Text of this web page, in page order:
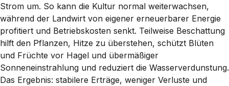
Strom um. So kann die Kultur normal weiterwachsen,
während der Landwirt von eigener erneuerbarer Energie
profitiert und Betriebskosten senkt. Teilweise Beschattung
hilft den Pflanzen, Hitze zu überstehen, schützt Blüten
und Früchte vor Hagel und übermäßiger
Sonneneinstrahlung und reduziert die Wasserverdunstung.
Das Ergebnis: stabilere Erträge, weniger Verluste und